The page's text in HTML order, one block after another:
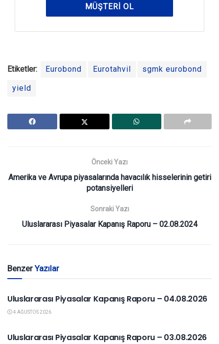
MÜŞTERI OL
Etiketler: Eurobond Eurotahvil sgmk eurobond
yield
Önceki Yazı
Amerika ve Avrupa piyasalarında havacılık hisselerinin getiri
potansiyelleri
Sonraki Yazı
Uluslararası Piyasalar Kapanış Raporu – 02.08.2024
BenzerYazılar
YURTDIŞI PIYASALAR
Uluslararası Piyasalar Kapanış Raporu – 04.08.2026
4 AĞUSTOS 2026
Uluslararası Piyasalar Kapanış Raporu – 03.08.2026